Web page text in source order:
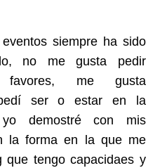
siempre ha sido
no me gusta pedir
favores, me gusta
ser o estar en la
yo demostré con mis
la forma en la que me
que tengo capacidaes y